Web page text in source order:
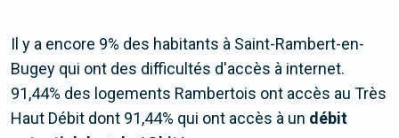
Il y a encore 9% des habitants à Saint-Rambert-en-
Bugey qui ont des difficultés d'accès à internet.
91,44% des logements Rambertois ont accès au Très
Haut Débit dont 91,44% qui ont accès à un débit